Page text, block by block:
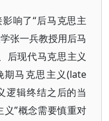
响了“后马克思主
张一兵教授用后马
后现代马克思主义
期马克思主义(late
逻辑终结之后的当
”概念需要慎重对